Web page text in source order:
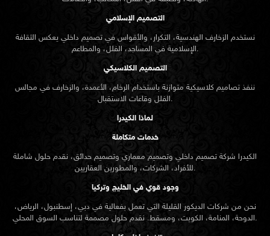
التصميم الإسلامي
نستخدم الزخارف الهندسية، التكرار، والأقواس في تصميم داخلي يعكس الثقافة
الإسلامية في المساجد، الفلل، والمطاعم.
التصميم الكلاسيكي
ننفذ تصاميم كلاسيكية متوازنة باستخدام الرخام، الأعمدة، والزخارف في مجالس
الفلل وقاعات الاستقبال.
لماذا الكيدرا
خدمات متكاملة
الكيدرا شركة تصميم داخلي وتصميم معماري وتصميم حدائق، نقدم حلول شاملة
للأفراد، الشركات، والمطورين العقاريين.
وجود قوي في الخليج وتركيا
نحن من شركات الديكور القليلة التي تعمل بفعالية في دبي، إسطنبول، الرياض،
الدوحة، المنامة، الكويت، ومسقط. نقدم حلول مصممة لتناسب السوق المحلي.